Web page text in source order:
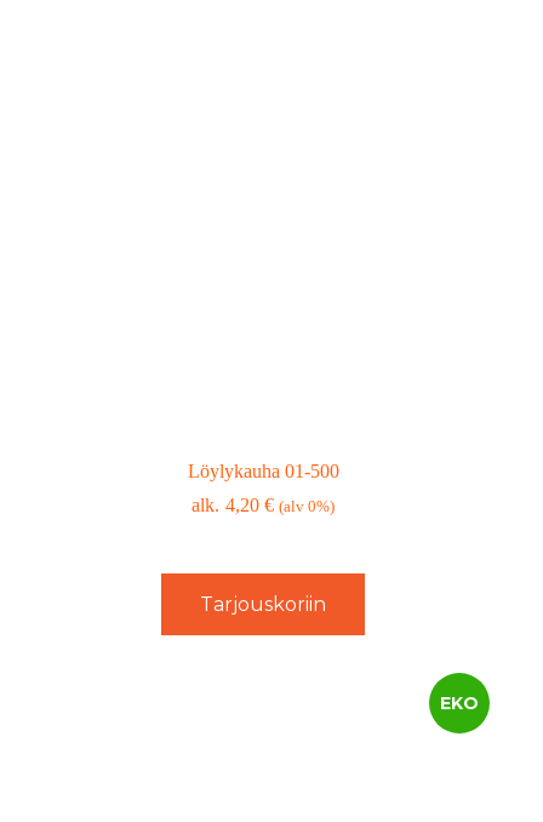
Löylykauha 01-500
4,20€ (alv 0%)
Tarjouskoriin
EKO